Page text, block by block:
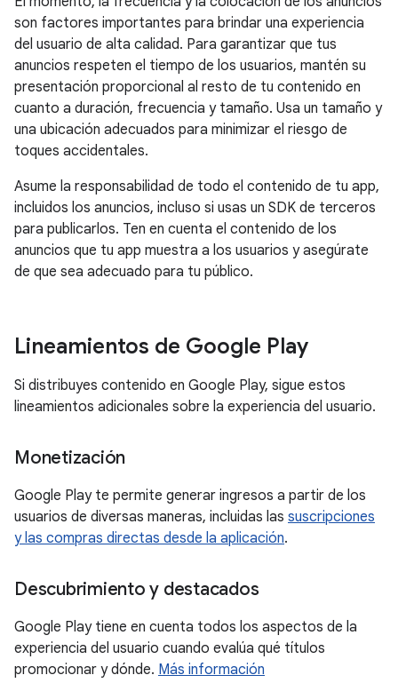
son factores importantes para brindar una experiencia
del usuario de alta calidad. Para garantizar que tus
anuncios respeten el tiempo de los usuarios, mantén su
presentación proporcional al resto de tu contenido en
cuanto a duración, frecuencia y tamaño. Usa un tamaño y
una ubicación adecuados para minimizar el riesgo de
toques accidentales.
Asume la responsabilidad de todo el contenido de tu app,
incluidos los anuncios, incluso si usas un SDK de terceros
para publicarlos. Ten en cuenta el contenido de los
anuncios que tu app muestra a los usuarios y asegúrate
de que sea adecuado para tu público.
Lineamientos de Google Play
Si distribuyes contenido en Google Play, sigue estos
lineamientos adicionales sobre la experiencia del usuario.
Monetización
Google Play te permite generar ingresos a partir de los
usuarios de diversas maneras, incluidas las suscripciones
y las compras directas desde la aplicación.
Descubrimiento y destacados
Google Play tiene en cuenta todos los aspectos de la
experiencia del usuario cuando evalúa qué títulos
promocionar y dónde. Más información